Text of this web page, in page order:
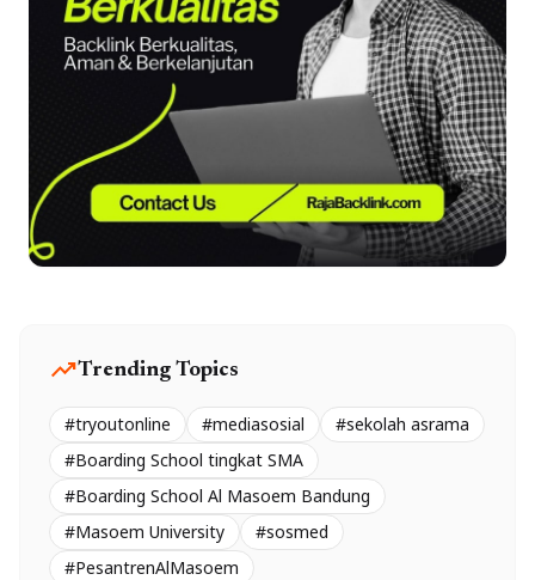
trending_upTrending Topics
#tryoutonline #mediasosial
#sekolah asrama
#Boarding School tingkat SMA
#Boarding School Al Masoem Bandung
#Masoem University
#sosmed
#PesantrenAlMasoem